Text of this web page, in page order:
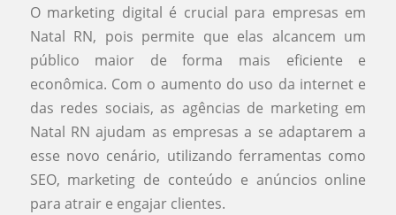
O marketing digital é crucial para empresas em
Natal RN, pois permite que elas alcancem um
público maior de forma mais eficiente e
econômica. Com o aumento do uso da internet e
das redes sociais, as agências de marketing em
Natal RN ajudam as empresas a se adaptarem a
esse novo cenário, utilizando ferramentas como
SEO, marketing de conteúdo e anúncios online
para atrair e engajar clientes.